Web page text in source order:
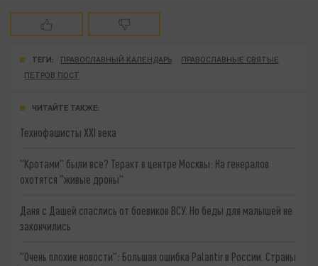
ТЕГИ: ПРАВОСЛАВНЫЙ КАЛЕНДАРЬ
ПРАВОСЛАВНЫЕ СВЯТЫЕ
ПЕТРОВ ПОСТ
ЧИТАЙТЕ ТАКЖЕ:
Технофашисты XXI века
"Кротами" были все? Теракт в центре Москвы: На генералов
охотятся "живые дроны"
Даня с Дашей спаслись от боевиков ВСУ. Но беды для малышей не
закончились
"Очень плохие новости": Большая ошибка Palantir в России. Страны